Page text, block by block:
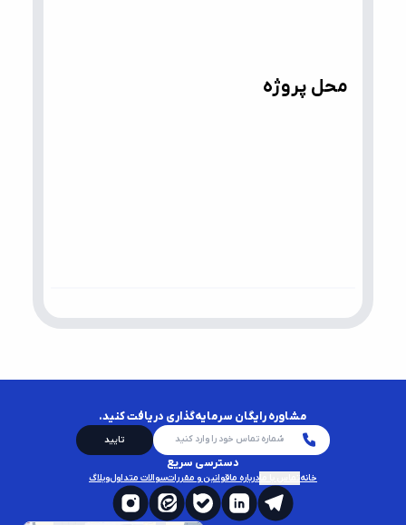
محل پروژه
مشاوره رایگان سرمایه‌گذاری دریافت کنید.
تایید
دسترسی سریع
خانه درباره ماقوانین و مقرراتسوالات متداولوبلاگ